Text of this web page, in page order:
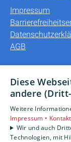
Impressum
AGB
Privatkunden
Gewerbekunden
Karriere
Unternehmen
Kontakt
Diese
andere
Weitere
Impressum • Kontakt
Wir und auch
Technologien, mit